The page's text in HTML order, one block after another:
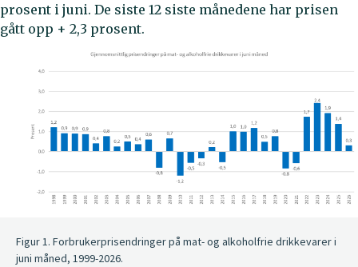
prosent i juni. De siste 12 siste månedene har prisen
gått opp + 2,3 prosent.
Figur 1. Forbrukerprisendringer på mat- og alkoholfrie drikkevarer i
juni måned, 1999-2026.